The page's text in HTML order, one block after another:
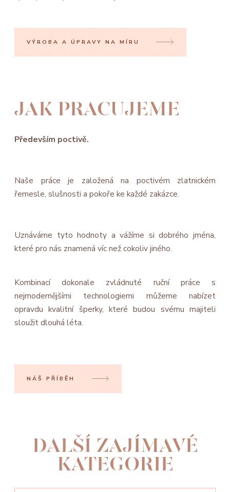
VÝROBA A ÚPRAVY NA MÍRU
JAK PRACUJEME
Především poctivě.
Naše práce je založená na poctivém zlatnickém
řemesle, slušnosti a pokoře ke každé zakázce.
Uznáváme tyto hodnoty a vážíme si dobrého jména,
které pro nás znamená víc než cokoliv jiného.
Kombinací dokonale zvládnuté ruční práce s
nejmodernějšími technologiemi můžeme nabízet
opravdu kvalitní šperky, které budou svému majiteli
sloužit dlouhá léta.
NÁŠ PŘÍBĚH
DALŠÍ ZAJÍMAVÉ
KATEGORIE